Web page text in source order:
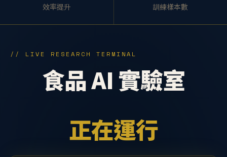
效率提升
訓練樣本數
// LIVE RESEARCH TERMINAL
食品 AI 實驗室
正在運行